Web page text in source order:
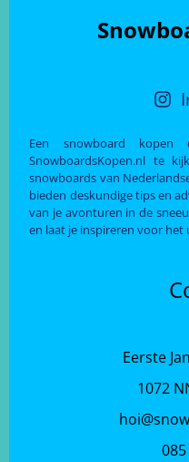
Een snowboard
SnowboardsKopen.nl te
snowboards van
bieden deskundige tips en
van je avonturen in de
en laat je inspireren voor
Eerste
1072